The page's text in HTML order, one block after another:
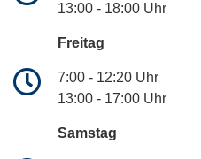
13:00 - 18:00 Uhr
Freitag
7:00 - 12:20 Uhr
13:00 - 17:00 Uhr
Samstag